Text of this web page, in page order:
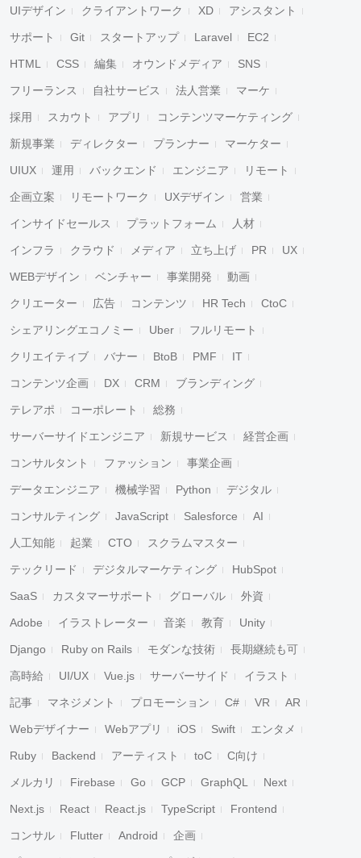
UIデザイン クライアントワーク XD アシスタント
サポート Git スタートアップ Laravel EC2
HTML CSS 編集 オウンドメディア SNS
フリーランス 自社サービス 法人営業 マーケ
採用 スカウト アプリ コンテンツマーケティング
新規事業 ディレクター プランナー マーケター
UIUX 運用 バックエンド エンジニア リモート
企画立案 リモートワーク UXデザイン 営業
インサイドセールス プラットフォーム 人材
インフラ クラウド メディア 立ち上げ PR UX
WEBデザイン ベンチャー 事業開発 動画
クリエーター 広告 コンテンツ HR Tech CtoC
シェアリングエコノミー Uber フルリモート
クリエイティブ バナー BtoB PMF IT
コンテンツ企画 DX CRM ブランディング
テレアポ コーポレート 総務
サーバーサイドエンジニア 新規サービス 経営企画
コンサルタント ファッション 事業企画
データエンジニア 機械学習 Python デジタル
コンサルティング JavaScript Salesforce AI
人工知能 起業 CTO スクラムマスター
テックリード デジタルマーケティング HubSpot
SaaS カスタマーサポート グローバル 外資
Adobe イラストレーター 音楽 教育 Unity
Django Ruby on Rails モダンな技術 長期継続も可
高時給 UI/UX Vue.js サーバーサイド イラスト
記事 マネジメント プロモーション C# VR AR
Webデザイナー Webアプリ iOS Swift エンタメ
Ruby Backend アーティスト toC C向け
メルカリ Firebase Go GCP GraphQL Next
Next.js React React.js TypeScript Frontend
コンサル Flutter Android 企画